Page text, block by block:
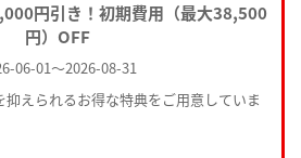
円引き！初期費用（最大38,500
円）OFF
06-01～2026-08-31
抑えられるお得な特典をご用意していま